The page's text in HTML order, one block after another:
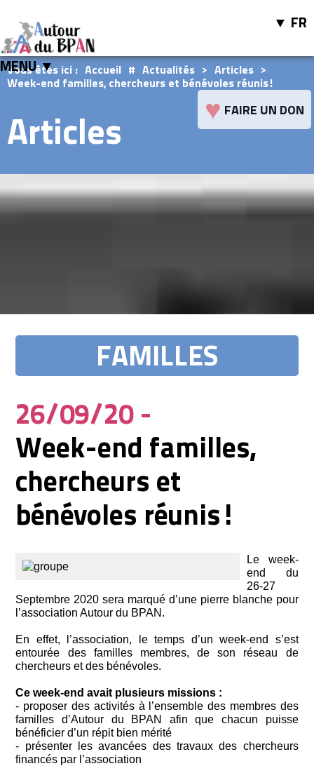
MENU ▼
FR
Vous êtes ici : Accueil # Actualités > Articles >
Week-end familles, chercheurs et bénévoles réunis!
Articles
♥ FAIRE UN DON
FAMILLES
26/09/20 -
Week-end familles,
chercheurs et
bénévoles réunis!
Le week-
end du
26-27
Septembre 2020 sera marqué d’une pierre blanche pour
l’association Autour du BPAN.
En effet, l’association, le temps d’un week-end s’est
entourée des familles membres, de son réseau de
chercheurs et des bénévoles.
Ce week-end avait plusieurs missions :
- proposer des activités à l’ensemble des membres des
familles d’Autour du BPAN afin que chacun puisse
bénéficier d’un répit bien mérité
- présenter les avancées des travaux des chercheurs
financés par l’association